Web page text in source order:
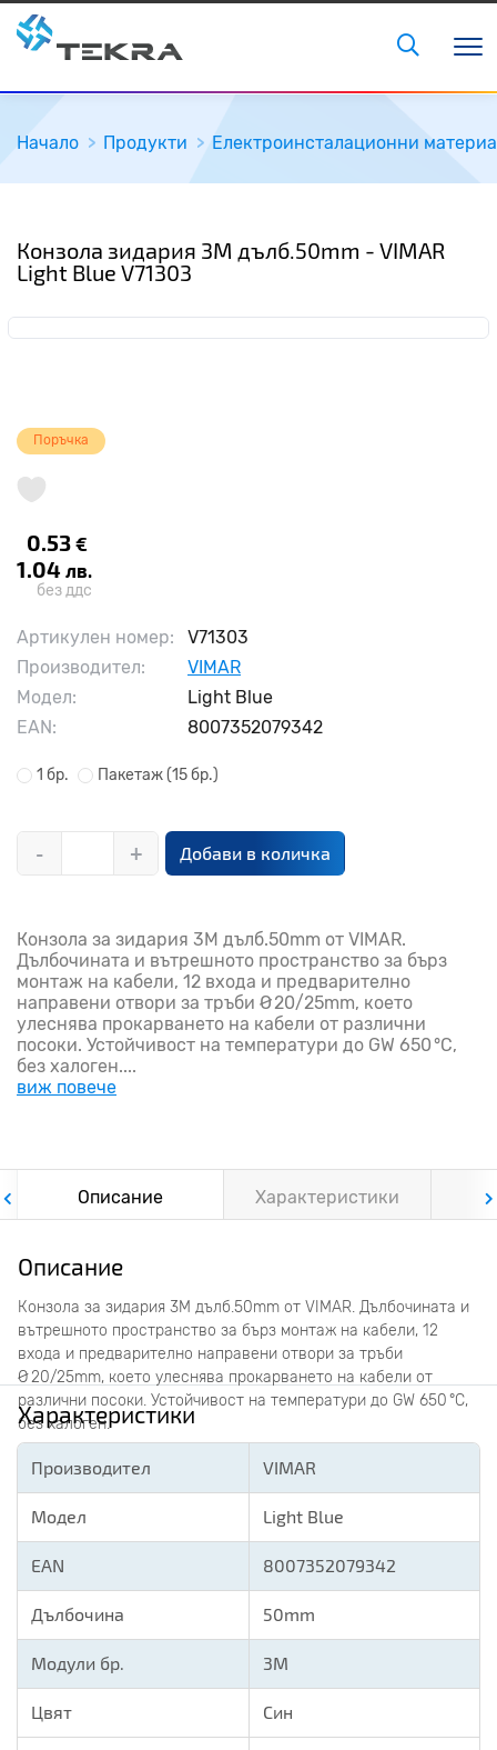
Начало Продукти Електроинсталационни
Конзола зидария 3M дълб.50mm - VIMAR
Light Blue V71303
Поръчка
0.53 €
1.04 лв.
без ддс
Артикулен номер:
V71303
Производител:
VIMAR
Модел:
Light Blue
EAN:
8007352079342
1 бр. Пакетаж(15 бр.)
- + Добави в количка
Конзола за зидария 3M дълб.50mm от VIMAR.
Дълбочината и вътрешното пространство за бърз
монтаж на кабели, 12 входа и предварително
направени отвори за тръби Ø 20/25mm, което
улеснява прокарването на кабели от различни
посоки. Устойчивост на температури до GW 650 °C,
без халоген....
виж повече
Описание Характеристики
Описание
Конзола за зидария 3M дълб.50mm от VIMAR. Дълбочината и
вътрешното пространство за бърз монтаж на кабели, 12
входа и предварително направени отвори за тръби
Ø 20/25mm, което улеснява прокарването на кабели от
различни посоки. Устойчивост на температури до GW 650 °C,
без халоген.
Характеристики
Производител VIMAR
Модел Light Blue
EAN 8007352079342
Дълбочина 50mm
Модули бр. 3M
Цвят Син